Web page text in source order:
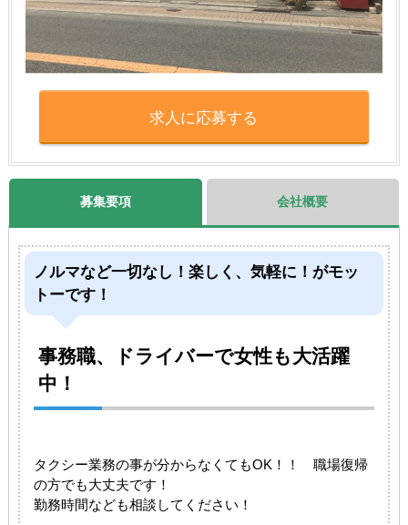
求人に応募する
募集要項
ノルマなど一切なし！楽しく、気軽に！がモッ
トーです！
事務職、ドライバーで女性も大活躍
中！
タクシー業務の事が分からなくてもOK！！ 職場復帰
の方でも大丈夫です！
勤務時間なども相談してください！
会社概要